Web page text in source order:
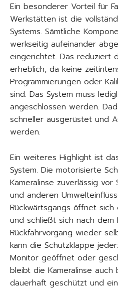
Ein besonderer Vorteil für
Werkstätten ist die
Systems. Sämtliche
werkseitig aufeinander
eingerichtet. Das reduziert
erheblich, da keine
Programmierungen oder
sind. Das System muss
angeschlossen werden.
schneller ausgerüstet und
werden.
Ein weiteres Highlight ist
System. Die motorisierte
Kameralinse zuverlässig vor
und anderen
Rückwärtsgangs öffnet
und schließt sich nach dem
Rückfahrvorgang wieder
kann die Schutzklappe
Monitor geöffnet oder
bleibt die Kameralinse auch
dauerhaft geschützt und